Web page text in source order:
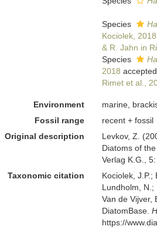
Species
Kociolek, 2018
& R. Jahn in
Species
2018
Rimet et al.,
Environment
marine,
Fossil range
recent + fossil
Original description
Levkov, Z.
Diatoms of
Verlag K.G.,
Taxonomic citation
Kociolek, J.P.;
Lundholm, N.;
Van de Vijver,
DiatomBase.
https://